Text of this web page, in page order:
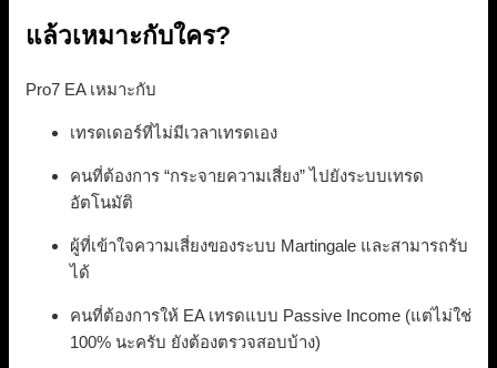
แล้วเหมาะกับใคร?
Pro7 EA เหมาะกับ
เทรดเดอร์ที่ไม่มีเวลาเทรดเอง
คนที่ต้องการ “กระจายความเสี่ยง” ไปยังระบบเทรด
อัตโนมัติ
ผู้ที่เข้าใจความเสี่ยงของระบบ Martingale และสามารถรับ
ได้
คนที่ต้องการให้ EA เทรดแบบ Passive Income (แต่ไม่ใช่
100% นะครับ ยังต้องตรวจสอบบ้าง)